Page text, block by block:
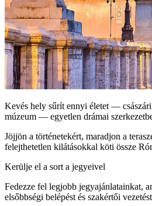
Kevés hely sűrít ennyi életet —
múzeum — egyetlen drámai
Jöjjön a történetekért, maradjon a
felejthetetlen kilátásokkal köti össze
Kerülje el a sort a jegyeivel
Fedezze fel legjobb jegyajánlatainkat,
elsőbbségi belépést és szakértői